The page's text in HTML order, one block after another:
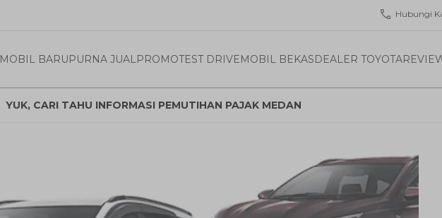
Hubungi
MOBIL BARUPURNA JUAL PROMOTEST DRIVEMOBIL BEKASDEALER TOYOTA
YUK, CARI TAHU INFORMASI PEMUTIHAN PAJAK MEDAN